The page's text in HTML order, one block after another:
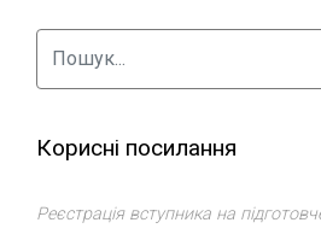
Корисні посилання
Реєстрація вступника на